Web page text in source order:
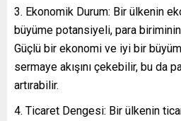
Ekonomik Durum: Bir ülkenin
büyüme potansiyeli, para
Güçlü bir ekonomi ve iyi bir
sermaye akışını çekebilir, bu da
artırabilir.
Ticaret Dengesi: Bir ülkenin